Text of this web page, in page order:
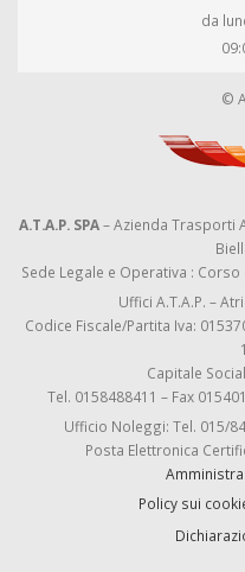
da
©
A.T.A.P. SPA– Azienda Trasporti
Sede Legale e Operativa :
Uffici A.T.A.P. –
Codice Fiscale/Partita Iva:
Capitale
Tel. 0158488411 – Fax
Ufficio Noleggi: Tel. 015/
Posta Elettronica
Policy sui